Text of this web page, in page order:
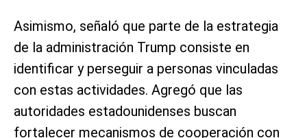
Asimismo, señaló que parte de la estrategia
de la administración Trump consiste en
identificar y perseguir a personas vinculadas
con estas actividades. Agregó que las
autoridades estadounidenses buscan
fortalecer mecanismos de cooperación con